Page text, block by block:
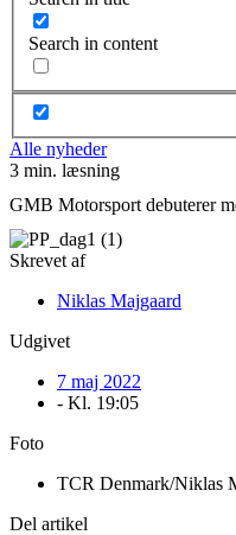
Search in content
Alle nyheder
3 min. læsning
GMB Motorsport debuterer
Skrevet af
Niklas Majgaard
Udgivet
7 maj 2022
- Kl. 19:05
Foto
TCR Denmark/Niklas
Del artikel